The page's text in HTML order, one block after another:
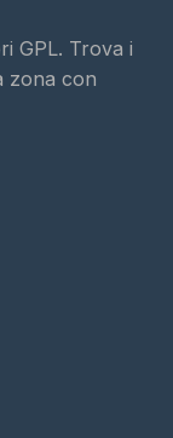
GPL. Trova i
zona con